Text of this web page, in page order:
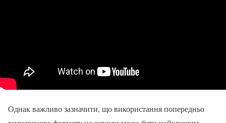
Однак важливо зазначити, що використання попередньо